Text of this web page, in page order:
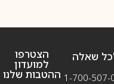
שאלה
1-700-
הצטרפו
למועדון
ההטבות שלנו